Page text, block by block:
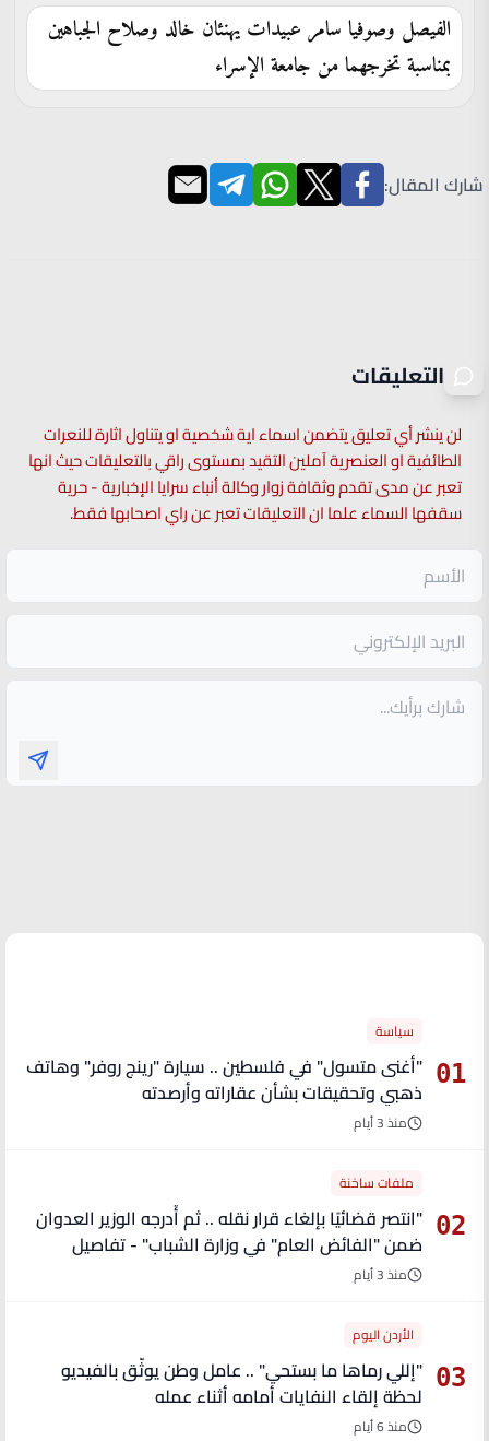
الفيصل وصوفيا سامر عبيدات يهنئان خالد وصلاح الجباهين
بمناسبة تخرجهما من جامعة الإسراء
شارك المقال:
التعليقات
لن ينشر أي تعليق يتضمن اسماء اية شخصية او يتناول اثارة للنعرات
الطائفية او العنصرية آملين التقيد بمستوى راقي بالتعليقات حيث انها
تعبر عن مدى تقدم وثقافة زوار وكالة أنباء سرايا الإخبارية - حرية
سقفها السماء علما ان التعليقات تعبر عن راي اصحابها فقط.
01
سياسة
"أغنى متسول" في فلسطين .. سيارة "رينج روفر" وهاتف
ذهبي وتحقيقات بشأن عقاراته وأرصدته
منذ 3 أيام
02
ملفات ساخنة
"انتصر قضائيًا بإلغاء قرار نقله .. ثم أُدرجه الوزير العدوان
ضمن "الفائض العام" في وزارة الشباب" - تفاصيل
منذ 3 أيام
03
الأردن اليوم
"إللي رماها ما بستحي" .. عامل وطن يوثّق بالفيديو
لحظة إلقاء النفايات أمامه أثناء عمله
منذ 6 أيام